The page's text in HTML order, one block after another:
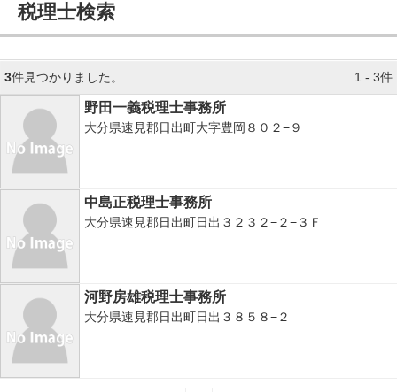
税理士検索
3件見つかりました。 1 - 3件
野田一義税理士事務所
大分県速見郡日出町大字豊岡８０２−９
中島正税理士事務所
大分県速見郡日出町日出３２３２−２−３Ｆ
河野房雄税理士事務所
大分県速見郡日出町日出３８５８−２